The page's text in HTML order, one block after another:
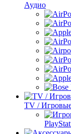
Аудио
TV /